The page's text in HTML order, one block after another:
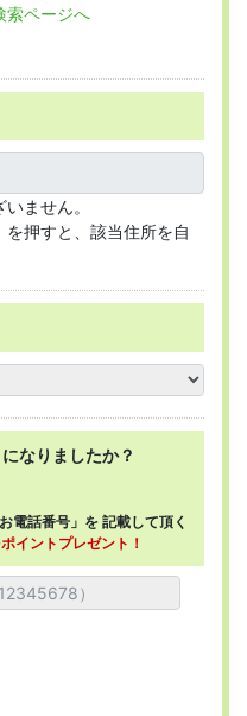
索ページへ
ません。
押すと、該当住所を自
なりましたか？
電話番号」を 記載して頂く
イントプレゼント！